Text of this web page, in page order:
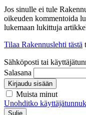
Jos sinulle ei tule
oikeuden kommentoida
lukemaan lukittuja
Tilaa Rakennuslehti tästä
Sähköposti tai
Salasana
Kirjaudu sisään
Muista minut
Unohditko
Sulje